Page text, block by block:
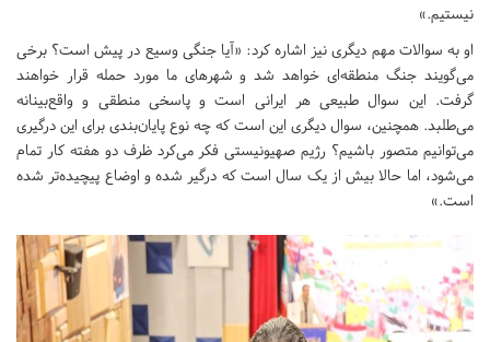
نیستیم.»
او به سوالات مهم دیگری نیز اشاره کرد: «آیا جنگی وسیع در پیش است؟ برخی
می‌گویند جنگ منطقه‌ای خواهد شد و شهرهای ما مورد حمله قرار خواهند
گرفت. این سوال طبیعی هر ایرانی است و پاسخی منطقی و واقع‌بینانه
می‌طلبد. همچنین، سوال دیگری این است که چه نوع پایان‌بندی برای این درگیری
می‌توانیم متصور باشیم؟ رژیم صهیونیستی فکر می‌کرد ظرف دو هفته کار تمام
می‌شود، اما حالا بیش از یک سال است که درگیر شده و اوضاع پیچیده‌تر شده
است.»